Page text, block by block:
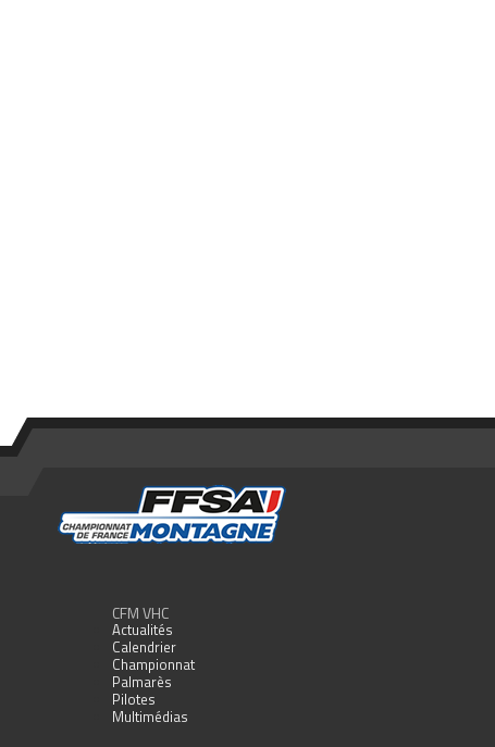
CFM VHC
Actualités
Calendrier
Championnat
Palmarès
Pilotes
Multimédias